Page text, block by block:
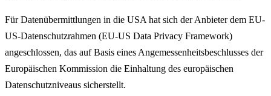
Für Datenübermittlungen in die USA hat sich der Anbieter dem EU-
US-Datenschutzrahmen (EU-US Data Privacy Framework)
angeschlossen, das auf Basis eines Angemessenheitsbeschlusses der
Europäischen Kommission die Einhaltung des europäischen
Datenschutzniveaus sicherstellt.